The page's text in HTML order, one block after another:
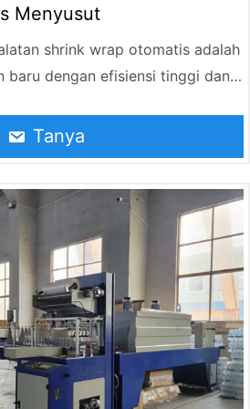
Menyusut
shrink wrap otomatis adalah
baru dengan efisiensi tinggi dan
film kemasan yang menyusut
secara otomatis mengatur
film, dan akhirnya membentuk
pemanasan dan penyusutan,
Produk kemasan diikat
yang teratur dan
pengemasan.
dirancang khusus untuk
minuman, anggur, bir, botol
operasi yang stabil, kemasan
Tanya